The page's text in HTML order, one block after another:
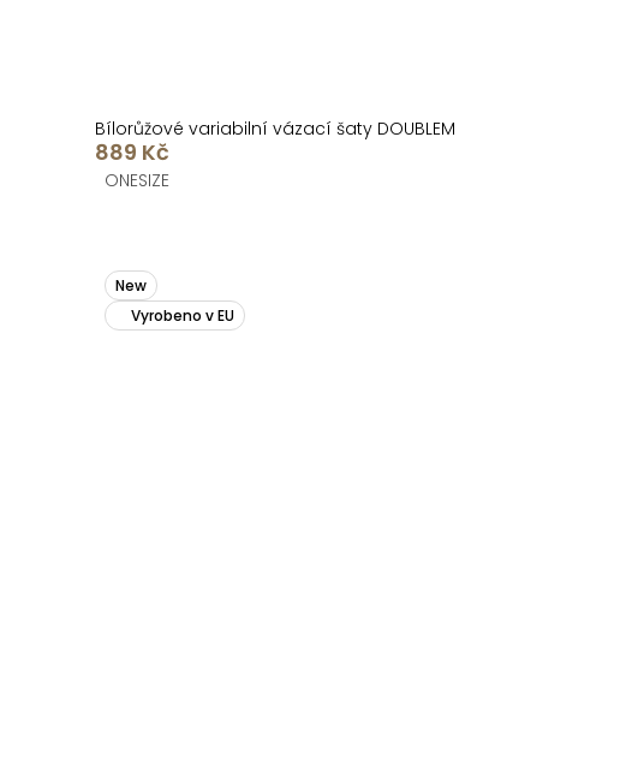
Bílorůžové variabilní vázací šaty DOUBLEM
889 Kč
ONESIZE
New
Vyrobeno v EU